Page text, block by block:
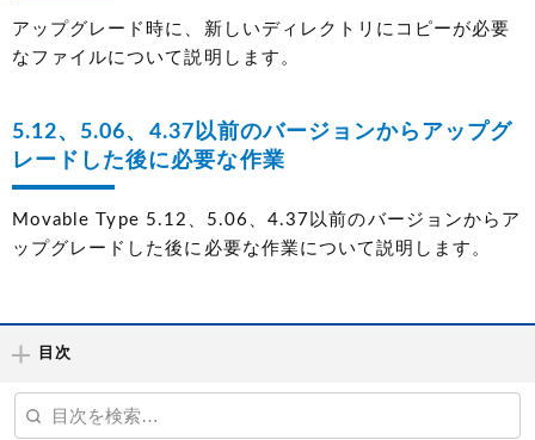
アップグレード時に、新しいディレクトリにコピーが必要
なファイルについて説明します。
5.12、5.06、4.37以前のバージョンからアップグ
レードした後に必要な作業
Movable Type 5.12、5.06、4.37以前のバージョンからア
ップグレードした後に必要な作業について説明します。
目次